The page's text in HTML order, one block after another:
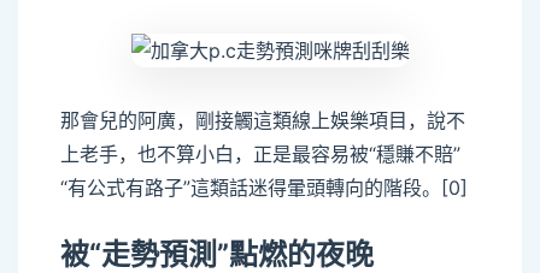
那會兒的阿廣，剛接觸這類線上娛樂項目，說不
上老手，也不算小白，正是最容易被“穩賺不賠”
“有公式有路子”這類話迷得暈頭轉向的階段。[0]
被“走勢預測”點燃的夜晚